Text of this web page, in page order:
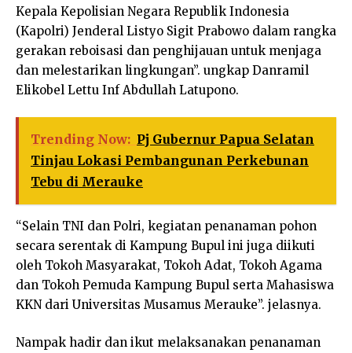
Kepala Kepolisian Negara Republik Indonesia
(Kapolri) Jenderal Listyo Sigit Prabowo dalam rangka
gerakan reboisasi dan penghijauan untuk menjaga
dan melestarikan lingkungan”. ungkap Danramil
Elikobel Lettu Inf Abdullah Latupono.
Trending Now: Pj Gubernur Papua Selatan
Tinjau Lokasi Pembangunan Perkebunan
Tebu di Merauke
“Selain TNI dan Polri, kegiatan penanaman pohon
secara serentak di Kampung Bupul ini juga diikuti
oleh Tokoh Masyarakat, Tokoh Adat, Tokoh Agama
dan Tokoh Pemuda Kampung Bupul serta Mahasiswa
KKN dari Universitas Musamus Merauke”. jelasnya.
Nampak hadir dan ikut melaksanakan penanaman